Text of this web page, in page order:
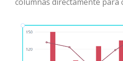
columnas directamente para